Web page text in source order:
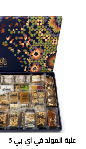
علبة المولد في اي بي 3